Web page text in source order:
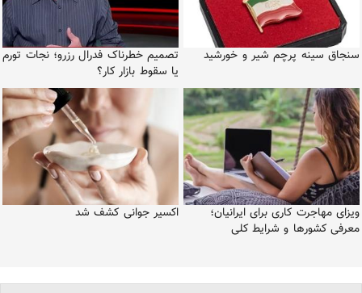
تصمیم خطرناک فدرال رزرو؛ نجات تورم
یا سقوط بازار کار؟
سنجاق سینه پرچم شیر و خورشید
اکسیر جوانی کشف شد
ویزای مهاجرت کاری برای ایرانیان؛
معرفی کشورها و شرایط کلی